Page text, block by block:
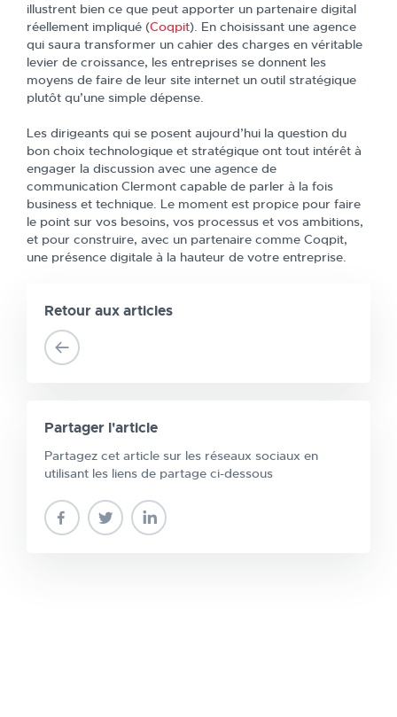
Retour aux articles
Partager l'article
Partagez cet article sur les réseaux sociaux en
utilisant les liens de partage ci-dessous
illustrent bien ce que peut apporter un partenaire digital
réellement impliqué (Coqpit). En choisissant une agence
qui saura transformer un cahier des charges en véritable
levier de croissance, les entreprises se donnent les
moyens de faire de leur site internet un outil stratégique
plutôt qu’une simple dépense.
Les dirigeants qui se posent aujourd’hui la question du
bon choix technologique et stratégique ont tout intérêt à
engager la discussion avec une agence de
communication Clermont capable de parler à la fois
business et technique. Le moment est propice pour faire
le point sur vos besoins, vos processus et vos ambitions,
et pour construire, avec un partenaire comme Coqpit,
une présence digitale à la hauteur de votre entreprise.